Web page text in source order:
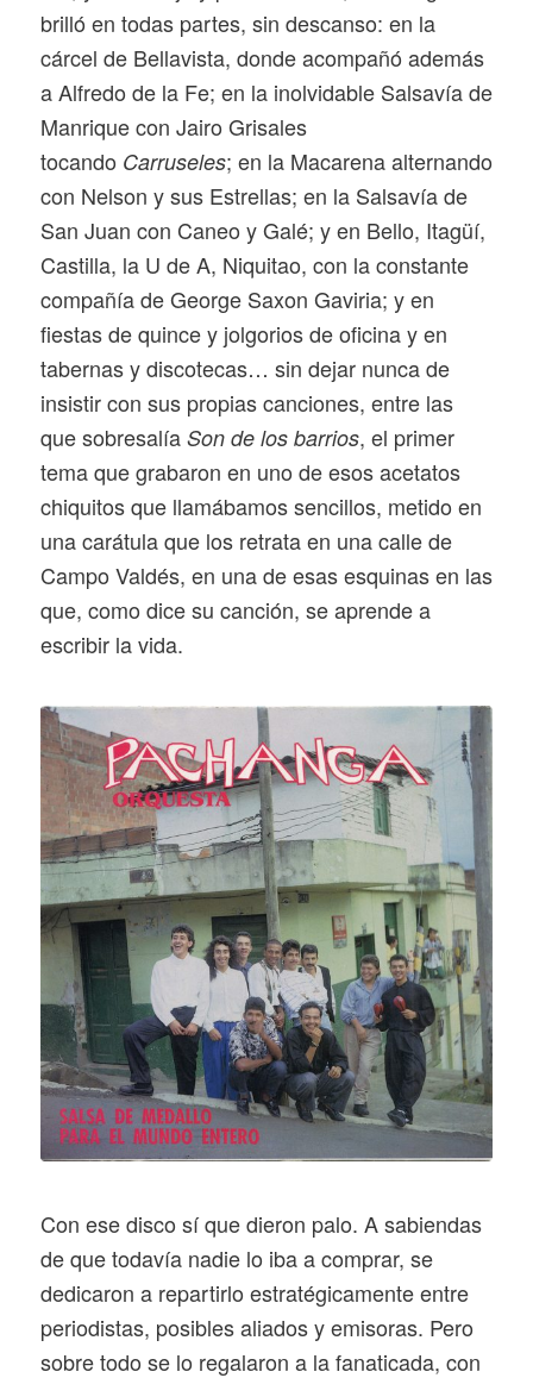
brilló en todas partes, sin descanso: en la
cárcel de Bellavista, donde acompañó además
a Alfredo de la Fe; en la inolvidable Salsavía de
Manrique con Jairo Grisales
tocando Carruseles; en la Macarena alternando
con Nelson y sus Estrellas; en la Salsavía de
San Juan con Caneo y Galé; y en Bello, Itagüí,
Castilla, la U de A, Niquitao, con la constante
compañía de George Saxon Gaviria; y en
fiestas de quince y jolgorios de oficina y en
tabernas y discotecas… sin dejar nunca de
insistir con sus propias canciones, entre las
que sobresalía Son de los barrios, el primer
tema que grabaron en uno de esos acetatos
chiquitos que llamábamos sencillos, metido en
una carátula que los retrata en una calle de
Campo Valdés, en una de esas esquinas en las
que, como dice su canción, se aprende a
escribir la vida.
Con ese disco sí que dieron palo. A sabiendas
de que todavía nadie lo iba a comprar, se
dedicaron a repartirlo estratégicamente entre
periodistas, posibles aliados y emisoras. Pero
sobre todo se lo regalaron a la fanaticada, con